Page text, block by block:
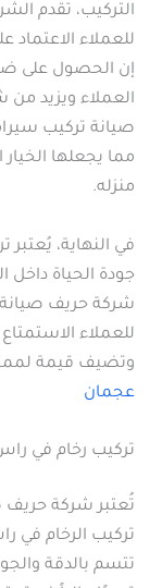
التركيب، تقدم
للعملاء
إن الحصول على
العملاء ويزيد
صيانة تركيب
مما يجعلها
منزله.
في النهاية،
جودة الحياة داخل
شركة حريف
للعملاء
وتضيف قيمة
عجمان
تركيب رخام في
تُعتبر شركة حريف
تركيب الرخام في
تتسم بالدقة